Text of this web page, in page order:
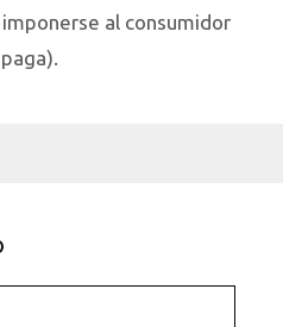
al consumidor